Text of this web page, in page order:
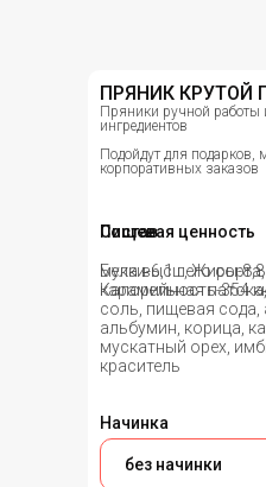
ПРЯНИК КРУТОЙ
Пряники ручной работы
ингредиентов
Подойдут для подарков,
корпоративных заказов
Начинка
мука высшего
карамельная
соль, пищевая
альбумин, корица,
мускатный орех,
краситель
Состав
Пищевая ценность
Белки-6,1 г, Жиры-8,8
Калорийность-354